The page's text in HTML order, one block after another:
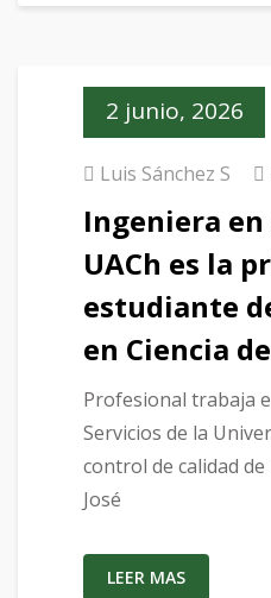
2 junio, 2026
Luis Sánchez S
Ingeniera
UACh es la
estudiante
en Ciencia
Profesional trabaja
Servicios de la
control de calidad
José
LEER MAS